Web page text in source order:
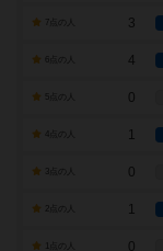
7点の人 3
4
0
1
0
1
0